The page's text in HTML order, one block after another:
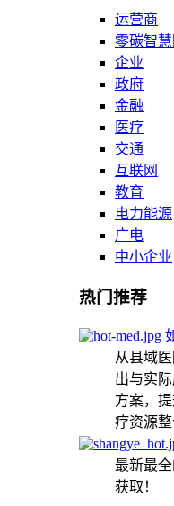
运营商
零碳智
企业
政府
金融
医疗
交通
互联网
教育
电力能源
广电
中小企业
热门推荐
从县域
出与实
方案，
疗资源整
最新最
获取！